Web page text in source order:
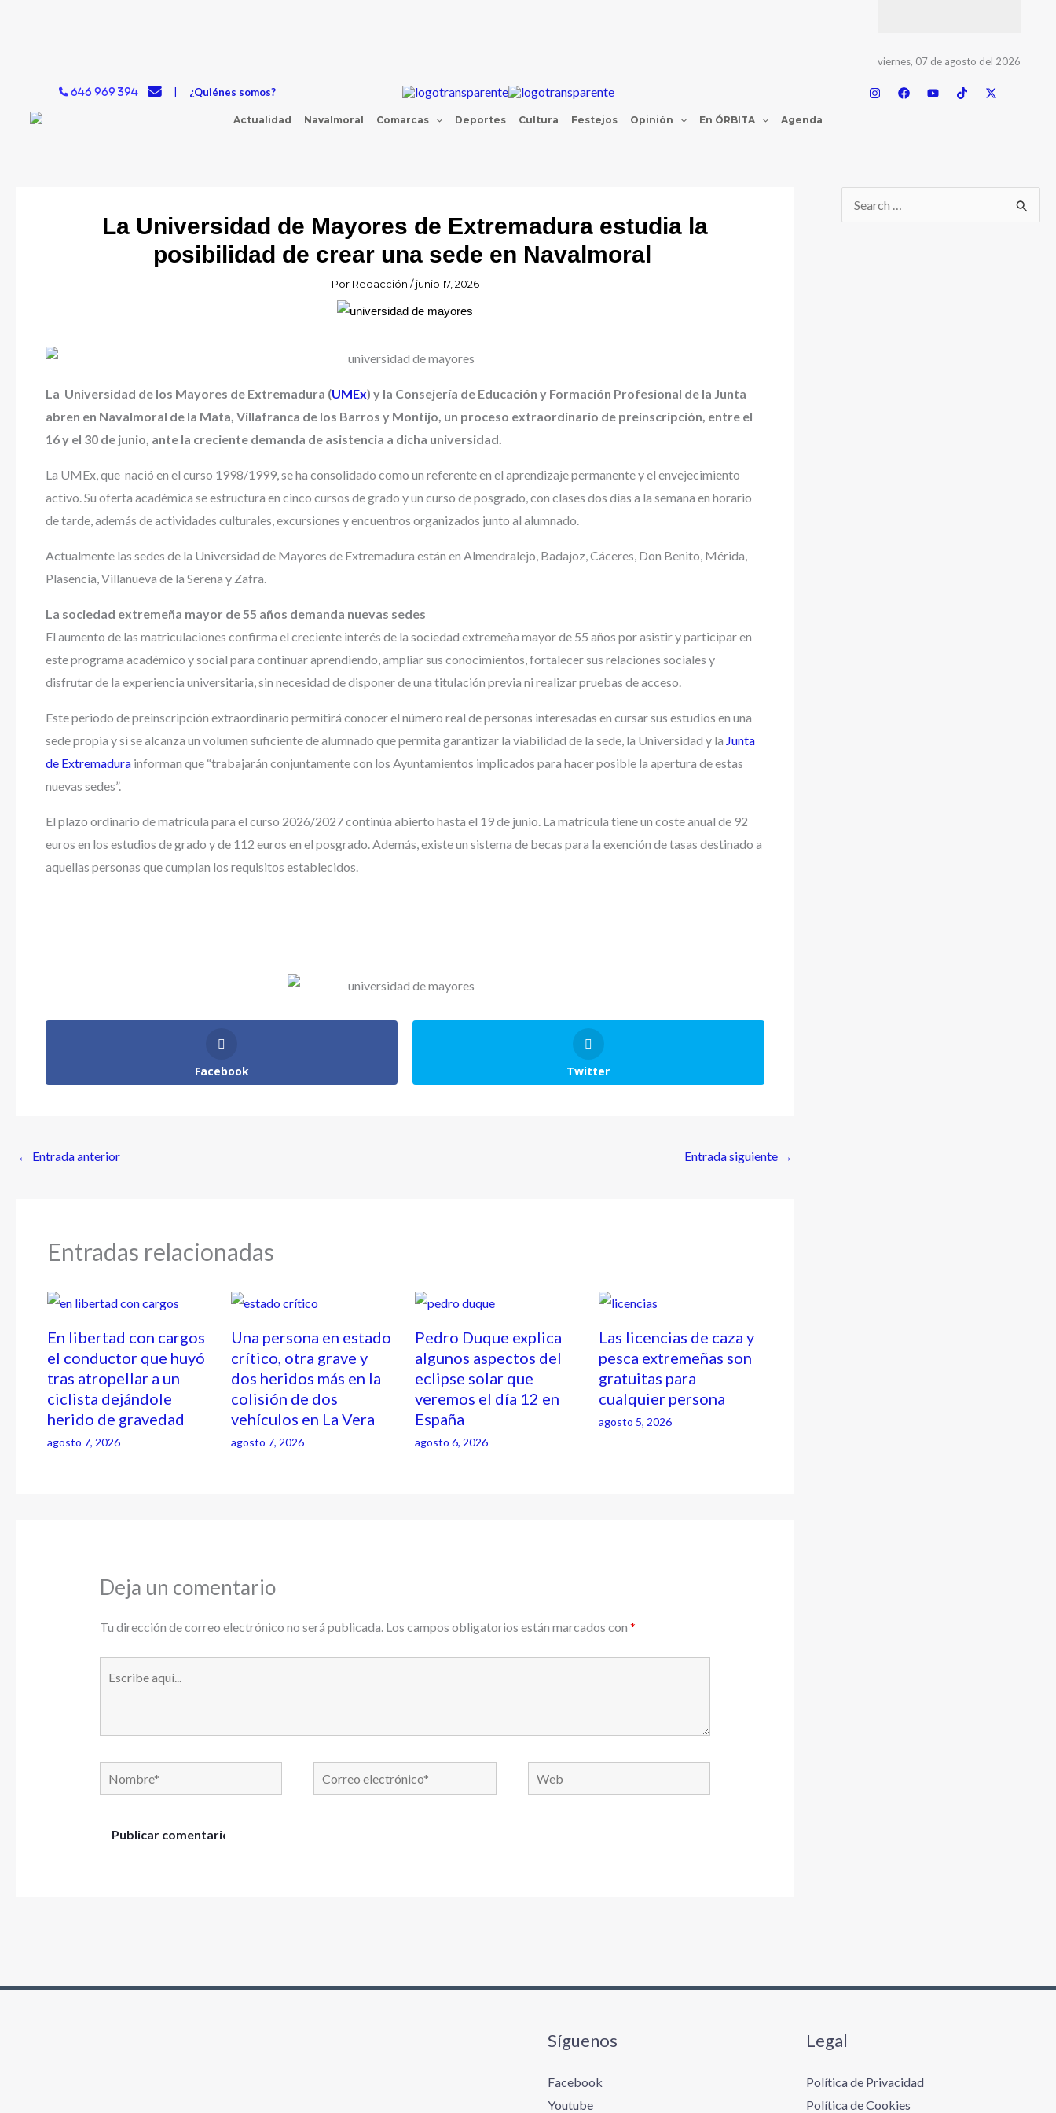
viernes, 07 de agosto del 2026
646 969 394 ¿Quiénes somos?
Actualidad Navalmoral Comarcas Deportes Cultura Festejos Opinión En ÓRBITA Agenda
La Universidad de Mayores de Extremadura estudia la
posibilidad de crear una sede en Navalmoral
Por Redacción /junio 17, 2026
La Universidad de los Mayores de Extremadura (UMEx) y la Consejería de Educación y Formación Profesional de la Junta
abren en Navalmoral de la Mata, Villafranca de los Barros y Montijo, un proceso extraordinario de preinscripción, entre el
16 y el 30 de junio, ante la creciente demanda de asistencia a dicha universidad.
La UMEx, que nació en el curso 1998/1999, se ha consolidado como un referente en el aprendizaje permanente y el envejecimiento
activo. Su oferta académica se estructura en cinco cursos de grado y un curso de posgrado, con clases dos días a la semana en horario
de tarde, además de actividades culturales, excursiones y encuentros organizados junto al alumnado.
Actualmente las sedes de la Universidad de Mayores de Extremadura están en Almendralejo, Badajoz, Cáceres, Don Benito, Mérida,
Plasencia, Villanueva de la Serena y Zafra.
La sociedad extremeña mayor de 55 años demanda nuevas sedes
El aumento de las matriculaciones confirma el creciente interés de la sociedad extremeña mayor de 55 años por asistir y participar en
este programa académico y social para continuar aprendiendo, ampliar sus conocimientos, fortalecer sus relaciones sociales y
disfrutar de la experiencia universitaria, sin necesidad de disponer de una titulación previa ni realizar pruebas de acceso.
Este periodo de preinscripción extraordinario permitirá conocer el número real de personas interesadas en cursar sus estudios en una
sede propia y si se alcanza un volumen suficiente de alumnado que permita garantizar la viabilidad de la sede, la Universidad y la Junta
de Extremadura informan que “trabajarán conjuntamente con los Ayuntamientos implicados para hacer posible la apertura de estas
nuevas sedes”.
El plazo ordinario de matrícula para el curso 2026/2027 continúa abierto hasta el 19 de junio. La matrícula tiene un coste anual de 92
euros en los estudios de grado y de 112 euros en el posgrado. Además, existe un sistema de becas para la exención de tasas destinado a
aquellas personas que cumplan los requisitos establecidos.
Facebook Twitter
← Entrada anterior Entrada siguiente →
Entradas relacionadas
En libertad con cargos
el conductor que huyó
tras atropellar a un
ciclista dejándole
herido de gravedad
agosto 7, 2026
Una persona en estado
crítico, otra grave y
dos heridos más en la
colisión de dos
vehículos en La Vera
agosto 7, 2026
Pedro Duque explica
algunos aspectos del
eclipse solar que
veremos el día 12 en
España
agosto 6, 2026
Las licencias de caza y
pesca extremeñas son
gratuitas para
cualquier persona
agosto 5, 2026
Deja un comentario
Tu dirección de correo electrónico no será publicada. Los campos obligatorios están marcados con *
Nombre*
Correo
electrónico*
Web
Síguenos
Facebook
Youtube
Legal
Política de Privacidad
Política de Cookies